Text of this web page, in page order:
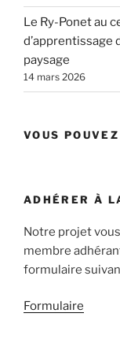
Le Ry-Ponet au
d’apprentissage
paysage
14 mars 2026
VOUS
ADHÉRER À
Notre projet
membre
formulaire
Formulaire